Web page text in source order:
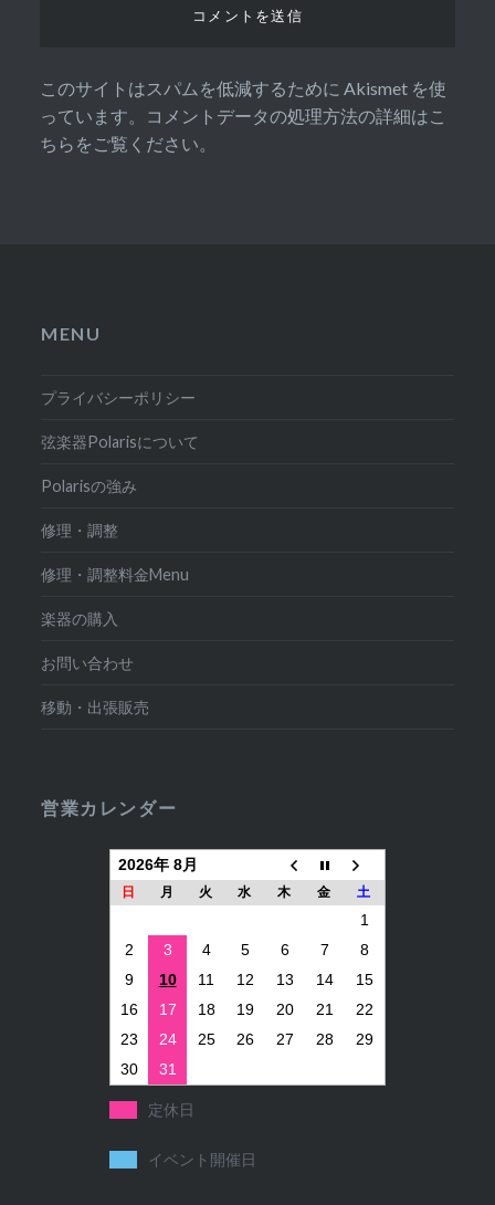
このサイトはスパムを低減するために Akismet を使
っています。
コメントデータの処理方法の詳細はこ
ちらをご覧ください
MENU
プライバシーポリシー
弦楽器Polarisについて
Polarisの強み
修理・調整
修理・調整料金Menu
楽器の購入
お問い合わせ
移動・出張販売
営業カレンダー
2026年 8月
日 月 火 水 木 金 土
1
2
3 4 5 6 7
8
9
10 11 12 13 14
15
16
17 18 19 20 21
22
23
24 25 26 27 28
29
30
31
定休日
イベント開催日